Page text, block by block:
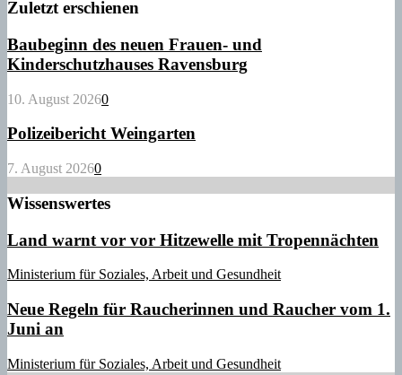
Zuletzt erschienen
Baubeginn des neuen Frauen- und
Kinderschutzhauses Ravensburg
10. August 20260
Polizeibericht Weingarten
7. August 20260
Wissenswertes
Land warnt vor vor Hitzewelle mit Tropennächten
Ministerium für Soziales, Arbeit und Gesundheit
Neue Regeln für Raucherinnen und Raucher vom 1.
Juni an
Ministerium für Soziales, Arbeit und Gesundheit